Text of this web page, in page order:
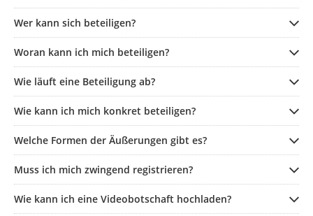
Wer kann sich beteiligen?
Woran kann ich mich beteiligen?
Wie läuft eine Beteiligung ab?
Wie kann ich mich konkret beteiligen?
Welche Formen der Äußerungen gibt es?
Muss ich mich zwingend registrieren?
Wie kann ich eine Videobotschaft hochladen?